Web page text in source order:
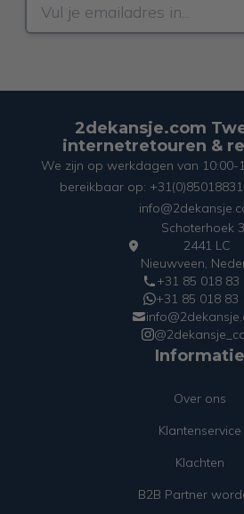
2dekansje.com
internetretouren &
We zijn op werkdagen van 10:00-
bereikbaar op:
Schoterhoek
2441 LC
Nieuwveen,
+31 85 018 83
+31 85 018 83
Informatie
Over ons
Klantenservice
Klachten
B2B Partner